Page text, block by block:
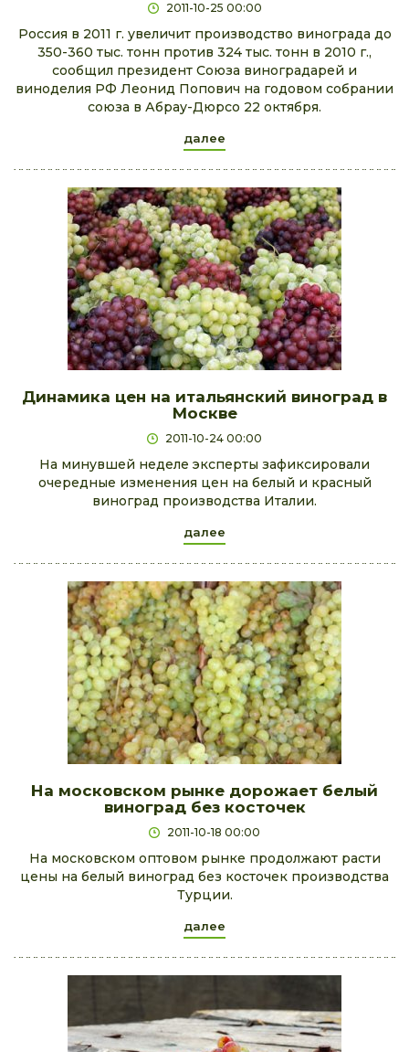
2011-10-25 00:00
Россия в 2011 г. увеличит производство винограда до
350-360 тыс. тонн против 324 тыс. тонн в 2010 г.,
сообщил президент Союза виноградарей и
виноделия РФ Леонид Попович на годовом собрании
союза в Абрау-Дюрсо 22 октября.
далее
Динамика цен на итальянский виноград в
Москве
2011-10-24 00:00
На минувшей неделе эксперты зафиксировали
очередные изменения цен на белый и красный
виноград производства Италии.
далее
На московском рынке дорожает белый
виноград без косточек
2011-10-18 00:00
На московском оптовом рынке продолжают расти
цены на белый виноград без косточек производства
Турции.
далее